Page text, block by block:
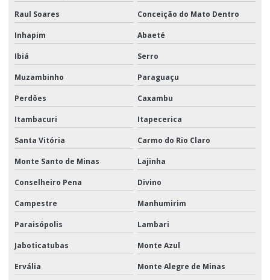
Raul Soares Conceição do Mato Dentro
Inhapim Abaeté
Ibiá Serro
Muzambinho Paraguaçu
Perdões Caxambu
Itambacuri Itapecerica
Santa Vitória Carmo do Rio Claro
Monte Santo de Minas Lajinha
Conselheiro Pena Divino
Campestre Manhumirim
Paraisópolis Lambari
Jaboticatubas Monte Azul
Ervália Monte Alegre de Minas